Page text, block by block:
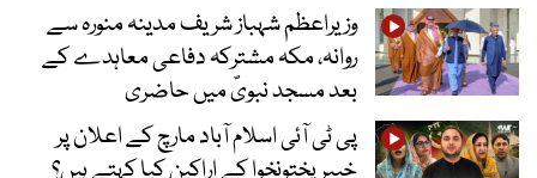
وزیراعظم شہباز شریف مدینہ منورہ سے
روانہ، مکہ مشترکہ دفاعی معاہدے کے
بعد مسجد نبویؐ میں حاضری
پی ٹی آئی اسلام آباد مارچ کے اعلان پر